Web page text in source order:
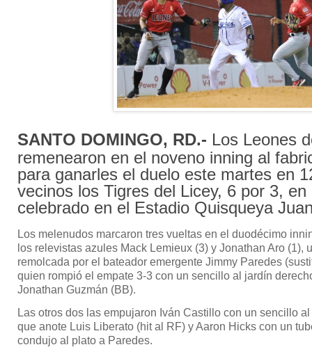
SANTO DOMINGO, RD.- Los Leones
remenearon en el noveno inning al
para ganarles el duelo este martes en
vecinos los Tigres del Licey, 6 por 3, en
celebrado en el Estadio Quisqueya
Los melenudos marcaron tres vueltas en el duodécimo
los relevistas azules Mack Lemieux (3) y Jonathan Aro (1),
remolcada por el bateador emergente Jimmy Paredes
quien rompió el empate 3-3 con un sencillo al jardín
Jonathan Guzmán (BB).
Las otros dos las empujaron Iván Castillo con un sencillo
que anote Luis Liberato (hit al RF) y Aaron Hicks con un
condujo al plato a Paredes.